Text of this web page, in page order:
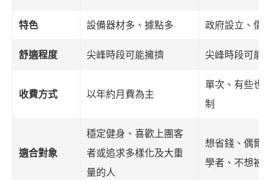
特色 設備器材多、據點多 政府設立、價
舒適程度 尖峰時段可能擁擠 尖峰時段可能
收費方式 以年約月費為主
單次、有些也
制
適合對象
穩定健身、喜歡上團客
者或追求多樣化及大重
量的人
想省錢、偶爾
學者、不想被